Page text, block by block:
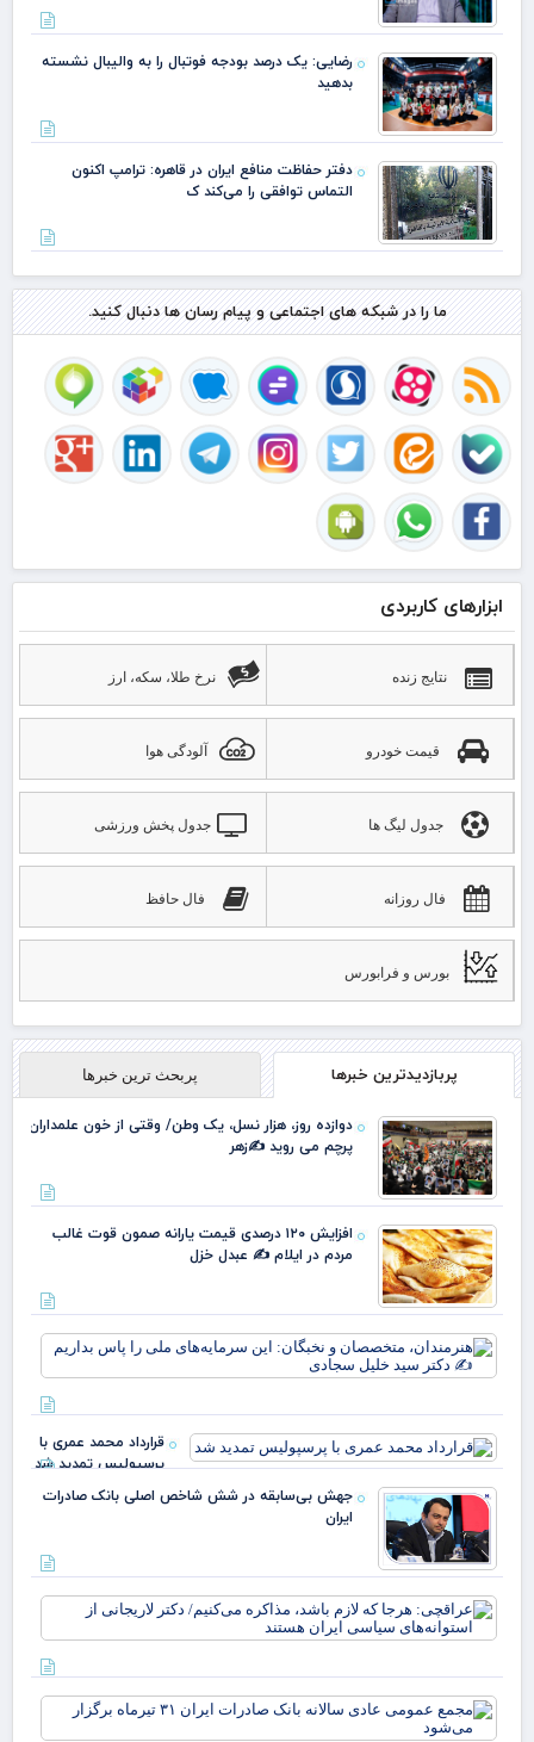
رضایی: یک درصد بودجه فوتبال را به والیبال نشسته
بدهید
دفتر حفاظت منافع ایران در قاهره: ترامپ اکنون
التماس توافقی را می‌کند ک
ما را در شبکه های اجتماعی و پیام رسان ها دنبال کنید.
ابزارهای کاربردی
نتایج زنده نرخ طلا، سکه، ارز
قیمت خودرو آلودگی هوا
جدول لیگ ها جدول پخش ورزشی
فال روزانه فال حافظ
بورس و فرابورس
پربازدیدترین خبرها پربحث ترین خبرها
دوازده روز، هزار نسل، یک وطن/ وقتی از خون علمداران
پرچم می روید ✍️زهر
افزایش ۱۲۰ درصدی قیمت یارانه صمون قوت غالب
مردم در ایلام ✍️ عبدل خزل
قرارداد محمد عمری با
پرسپولیس تمدید شد
جهش بی‌سابقه در شش شاخص اصلی بانک صادرات
ایران